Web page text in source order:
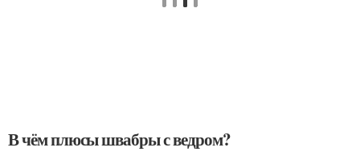
В чём плюсы швабры с ведром?